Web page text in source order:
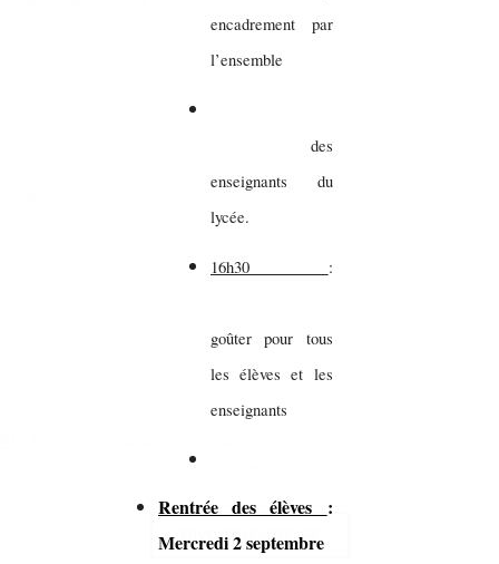
encadrement par
l’ensemble
des
enseignants du
lycée.
16h30 :
goûter pour tous
les élèves et les
enseignants
Rentrée des élèves :
Mercredi 2 septembre
exclusives du traitement de ma demande de contact.
ENVOYER LE MESSAGE